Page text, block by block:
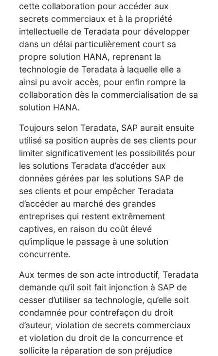
cette collaboration pour accéder aux
secrets commerciaux et à la propriété
intellectuelle de Teradata pour développer
dans un délai particulièrement court sa
propre solution HANA, reprenant la
technologie de Teradata à laquelle elle a
ainsi pu avoir accès, pour enfin rompre la
collaboration dès la commercialisation de sa
solution HANA.
Toujours selon Teradata, SAP aurait ensuite
utilisé sa position auprès de ses clients pour
limiter significativement les possibilités pour
les solutions Teradata d’accéder aux
données gérées par les solutions SAP de
ses clients et pour empêcher Teradata
d’accéder au marché des grandes
entreprises qui restent extrêmement
captives, en raison du coût élevé
qu’implique le passage à une solution
concurrente.
Aux termes de son acte introductif, Teradata
demande qu’il soit fait injonction à SAP de
cesser d’utiliser sa technologie, qu’elle soit
condamnée pour contrefaçon du droit
d’auteur, violation de secrets commerciaux
et violation du droit de la concurrence et
sollicite la réparation de son préjudice